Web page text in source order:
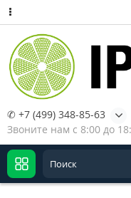
✆ +7 (499) 348-85-63
Звоните нам с 8:00 до